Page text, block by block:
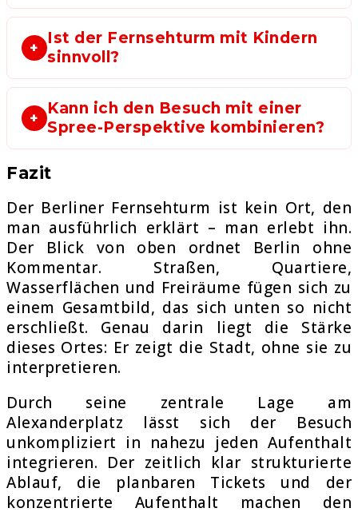
Ist der Fernsehturm mit Kindern
sinnvoll?
Kann ich den Besuch mit einer
Spree-Perspektive kombinieren?
Fazit
Der Berliner Fernsehturm ist kein Ort, den
man ausführlich erklärt – man erlebt ihn.
Der Blick von oben ordnet Berlin ohne
Kommentar. Straßen, Quartiere,
Wasserflächen und Freiräume fügen sich zu
einem Gesamtbild, das sich unten so nicht
erschließt. Genau darin liegt die Stärke
dieses Ortes: Er zeigt die Stadt, ohne sie zu
interpretieren.
Durch seine zentrale Lage am
Alexanderplatz lässt sich der Besuch
unkompliziert in nahezu jeden Aufenthalt
integrieren. Der zeitlich klar strukturierte
Ablauf, die planbaren Tickets und der
konzentrierte Aufenthalt machen den